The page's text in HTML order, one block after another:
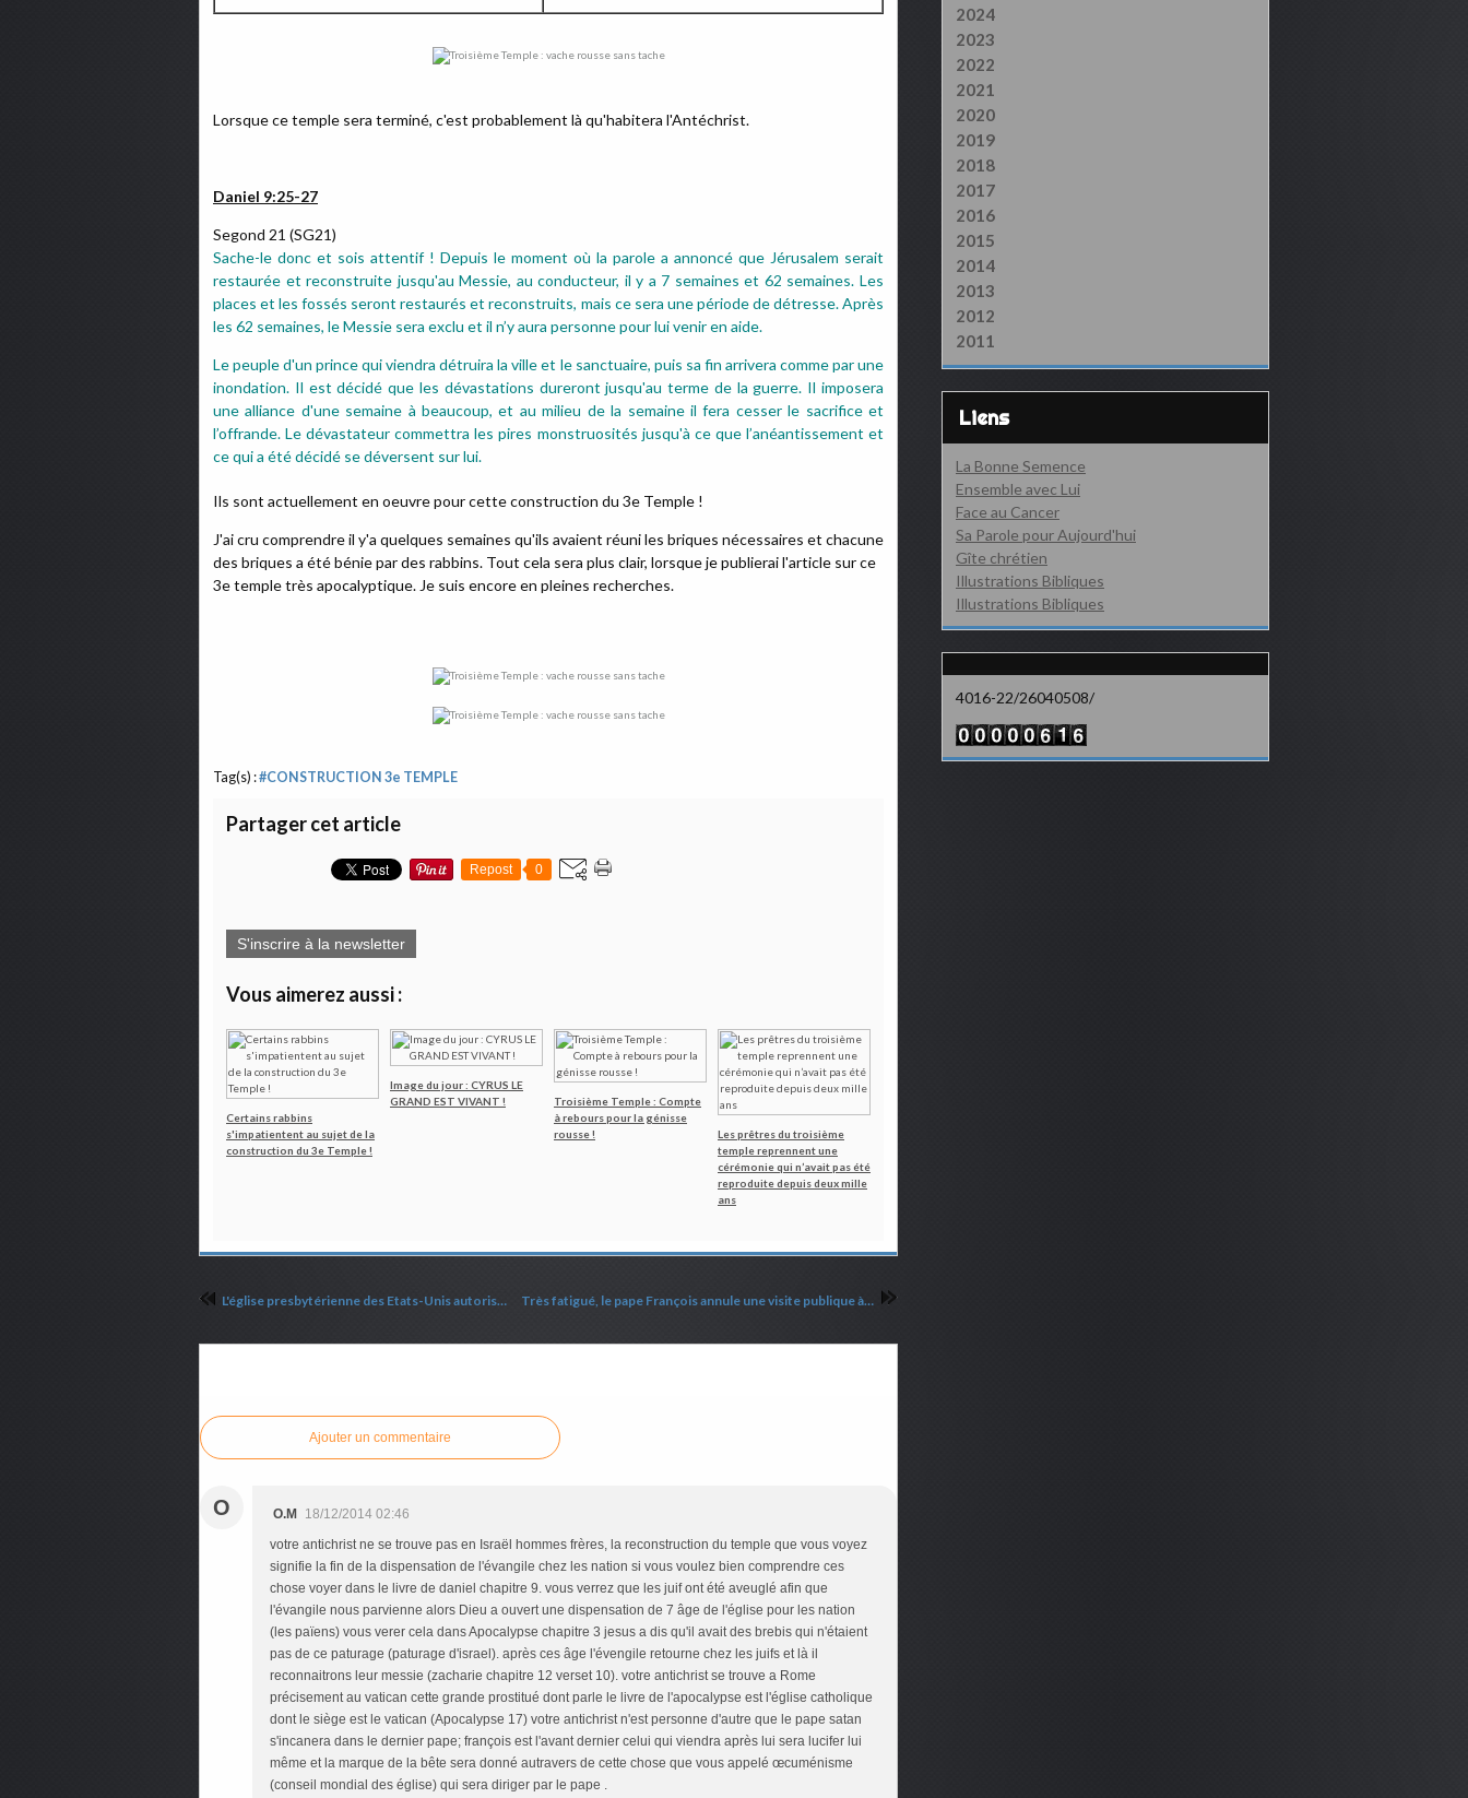
Lorsque ce temple sera terminé, c'est probablement là qu'habitera l'Antéchrist.
Daniel 9:25-27
Segond 21 (SG21)
Sache-le donc et sois attentif ! Depuis le moment où la parole a annoncé que Jérusalem serait
restaurée et reconstruite jusqu'au Messie, au conducteur, il y a 7 semaines et 62 semaines. Les
places et les fossés seront restaurés et reconstruits, mais ce sera une période de détresse.Après
les 62 semaines, le Messie sera exclu et il n’y aura personne pour lui venir en aide.
Le peuple d'un prince qui viendra détruira la ville et le sanctuaire, puis sa fin arrivera comme par une
inondation. Il est décidé que les dévastations dureront jusqu'au terme de la guerre. Il imposera
une alliance d'une semaine à beaucoup, et au milieu de la semaine il fera cesser le sacrifice et
l’offrande. Le dévastateur commettra les pires monstruosités jusqu'à ce que l’anéantissement et
ce qui a été décidé se déversent sur lui.
Ils sont actuellement en oeuvre pour cette construction du 3e Temple !
J'ai cru comprendre il y'a quelques semaines qu'ils avaient réuni les briques nécessaires et chacune
des briques a été bénie par des rabbins. Tout cela sera plus clair, lorsque je publierai l'article sur ce
3e temple très apocalyptique. Je suis encore en pleines recherches.
Tag(s) :#CONSTRUCTION 3e TEMPLE
Partager cet article
Repost 0
S'inscrire à la newsletter
Vous aimerez aussi :
Certains rabbins
s'impatientent au sujet de la
construction du 3e Temple !
Image du jour : CYRUS LE
GRAND EST VIVANT !
Troisième Temple : Compte
à rebours pour la génisse
rousse !
Les prêtres du troisième
temple reprennent une
cérémonie qui n’avait pas été
reproduite depuis deux mille
ans
L'église presbytérienne des Etats-Unis autorise le mariage gay Très fatigué, le pape François annule une visite publique à la dernière minute
Ajouter un commentaire
O O.M
18/12/2014 02:46
votre antichrist ne se trouve pas en Israël hommes frères, la reconstruction du temple que vous voyez
signifie la fin de la dispensation de l'évangile chez les nation si vous voulez bien comprendre ces
chose voyer dans le livre de daniel chapitre 9. vous verrez que les juif ont été aveuglé afin que
l'évangile nous parvienne alors Dieu a ouvert une dispensation de 7 âge de l'église pour les nation
(les païens) vous verer cela dans Apocalypse chapitre 3 jesus a dis qu'il avait des brebis qui n'étaient
pas de ce paturage (paturage d'israel). après ces âge l'évengile retourne chez les juifs et là il
reconnaitrons leur messie (zacharie chapitre 12 verset 10). votre antichrist se trouve a Rome
précisement au vatican cette grande prostitué dont parle le livre de l'apocalypse est l'église catholique
dont le siège est le vatican (Apocalypse 17) votre antichrist n'est personne d'autre que le pape satan
s'incanera dans le dernier pape; françois est l'avant dernier celui qui viendra après lui sera lucifer lui
même et la marque de la bête sera donné autravers de cette chose que vous appelé œcuménisme
(conseil mondial des église) qui sera diriger par le pape .
2024
2023
2022
2021
2020
2019
2018
2017
2016
2015
2014
2013
2012
2011
Liens
La Bonne Semence
Ensemble avec Lui
Face au Cancer
Sa Parole pour Aujourd'hui
Gîte chrétien
Illustrations Bibliques
Illustrations Bibliques
4016-22/26040508/